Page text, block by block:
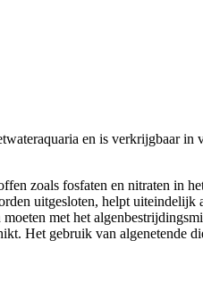
en is verkrijgbaar in
zoals fosfaten en nitraten in
uitgesloten, helpt
met het
Het gebruik van algenetende